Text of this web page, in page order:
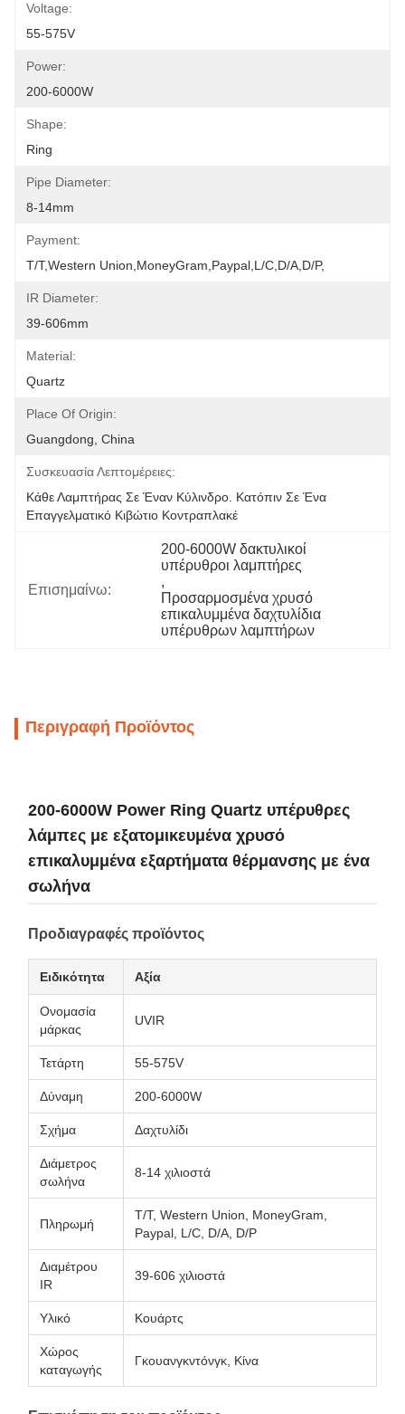
Voltage:
55-575V
Power:
200-6000W
Shape:
Ring
Pipe Diameter:
8-14mm
Payment:
T/T,Western Union,MoneyGram,Paypal,L/C,D/A,D/P,
IR Diameter:
39-606mm
Material:
Quartz
Place Of Origin:
Guangdong, China
Συσκευασία Λεπτομέρειες:
Κάθε Λαμπτήρας Σε Έναν Κύλινδρο. Κατόπιν Σε Ένα
Επαγγελματικό Κιβώτιο Κοντραπλακέ
Επισημαίνω:
200-6000W δακτυλικοί
υπέρυθροι λαμπτήρες
,
Προσαρμοσμένα χρυσό
επικαλυμμένα δαχτυλίδια
υπέρυθρων λαμπτήρων
Περιγραφή Προϊόντος
200-6000W Power Ring Quartz υπέρυθρες
λάμπες με εξατομικευμένα χρυσό
επικαλυμμένα εξαρτήματα θέρμανσης με ένα
σωλήνα
Προδιαγραφές προϊόντος
Ειδικότητα Αξία
Ονομασία
μάρκας
UVIR
Τετάρτη 55-575V
Δύναμη 200-6000W
Σχήμα Δαχτυλίδι
Διάμετρος
σωλήνα
8-14 χιλιοστά
Πληρωμή
Τ/Τ, Western Union, MoneyGram,
Paypal, L/C, D/A, D/P
Διαμέτρου
IR
39-606 χιλιοστά
Υλικό Κουάρτς
Χώρος
καταγωγής
Γκουανγκντόνγκ, Κίνα